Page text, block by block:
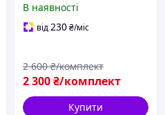
біло-жовті
В наявності
від230₴/міс
2 300₴/комплект
2 600 ₴/комплект
Купити